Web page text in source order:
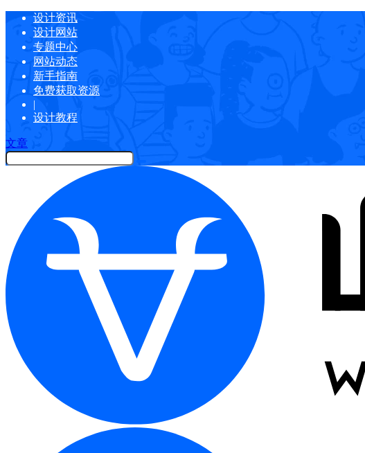
设计资讯
设计网站
专题中心
网站动态
新手指南
免费获取资源
|
设计教程
文章